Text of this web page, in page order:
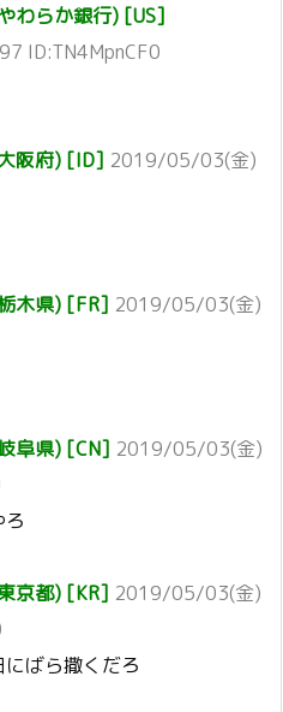
わらか銀行) [US]
ID:TN4MpnCF0
阪府) [ID] 2019/05/03(金)
木県) [FR] 2019/05/03(金)
阜県) [CN] 2019/05/03(金)
京都) [KR] 2019/05/03(金)
ばら撒くだろ